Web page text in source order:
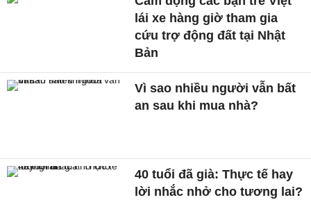
lái xe hàng giờ tham gia
cứu trợ động đất tại Nhật
Bản
Vì sao nhiều người vẫn bất
an sau khi mua nhà?
40 tuổi đã già: Thực tế hay
lời nhắc nhở cho tương lai?